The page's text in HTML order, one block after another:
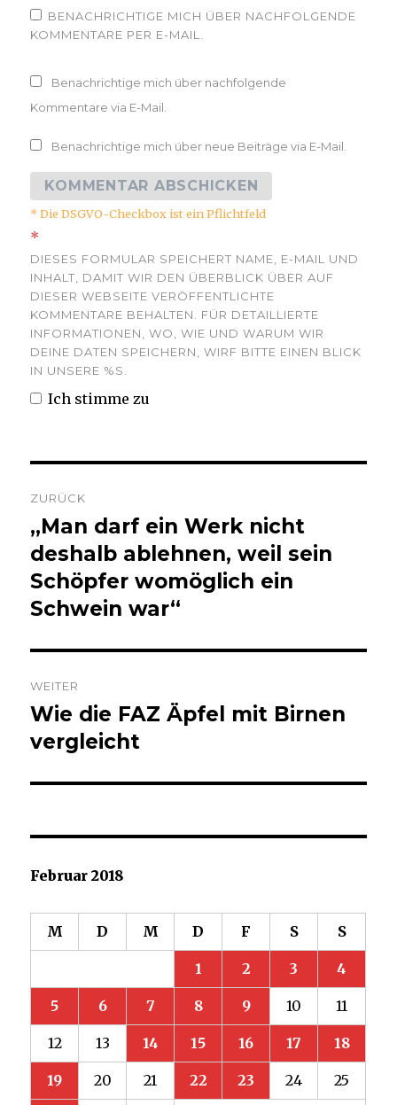
BENACHRICHTIGE MICH ÜBER NACHFOLGENDE
KOMMENTARE PER E-MAIL.
Benachrichtige mich über nachfolgende
Kommentare via E-Mail.
Benachrichtige mich über neue Beiträge via E-Mail.
* Die DSGVO-Checkbox ist ein Pflichtfeld
*
DIESES FORMULAR SPEICHERT NAME, E-MAIL UND
INHALT, DAMIT WIR DEN ÜBERBLICK ÜBER AUF
DIESER WEBSEITE VERÖFFENTLICHTE
KOMMENTARE BEHALTEN. FÜR DETAILLIERTE
INFORMATIONEN, WO, WIE UND WARUM WIR
DEINE DATEN SPEICHERN, WIRF BITTE EINEN BLICK
IN UNSERE %S.
Ich stimme zu
Navigation
ZURÜCK
Vorheriger
Beitrag:
„Man darf ein Werk nicht
deshalb ablehnen, weil sein
Schöpfer womöglich ein
Schwein war“
WEITER
Nächster
Beitrag:
Wie die FAZ Äpfel mit Birnen
vergleicht
Februar 2018
M D M D F S S
1 2 3 4
5 6 7 8 9 10 11
12 13 14 15 16 17 18
19 20 21 22 23 24 25